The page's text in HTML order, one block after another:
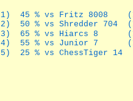
1) 45 % vs Fritz 8008
2) 50 % vs Shredder
3) 65 % vs Hiarcs 8
4) 55 % vs Junior
5) 25 % vs ChessTiger 14